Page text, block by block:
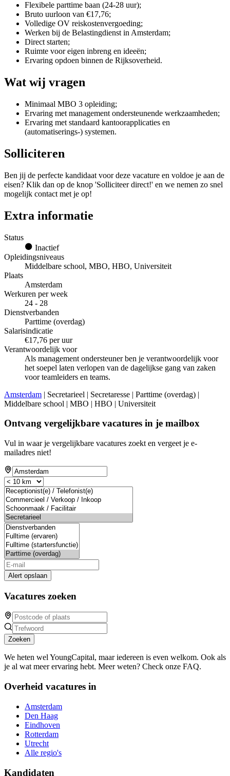
Flexibele parttime baan (24-28 uur);
Bruto uurloon van €17,76;
Volledige OV reiskostenvergoeding;
Werken bij de Belastingdienst in Amsterdam;
Direct starten;
Ruimte voor eigen inbreng en ideeën;
Ervaring opdoen binnen de Rijksoverheid.
Wat wij vragen
Minimaal MBO 3 opleiding;
Ervaring met management ondersteunende werkzaamheden;
Ervaring met standaard kantoorapplicaties en
(automatiserings-) systemen.
Solliciteren
Ben jij de perfecte kandidaat voor deze vacature en voldoe je aan de
eisen? Klik dan op de knop 'Solliciteer direct!' en we nemen zo snel
mogelijk contact met je op!
Extra informatie
Status
Inactief
Opleidingsniveaus
Middelbare school, MBO, HBO, Universiteit
Plaats
Amsterdam
Werkuren per week
24 - 28
Dienstverbanden
Parttime (overdag)
Salarisindicatie
€17,76 per uur
Verantwoordelijk voor
Als management ondersteuner ben je verantwoordelijk voor
het soepel laten verlopen van de dagelijkse gang van zaken
voor teamleiders en teams.
Amsterdam | Secretarieel | Secretaresse | Parttime (overdag) |
Middelbare school | MBO | HBO | Universiteit
Ontvang vergelijkbare vacatures in je mailbox
Vul in waar je vergelijkbare vacatures zoekt en vergeet je e-
mailadres niet!
Alert opslaan
Vacatures zoeken
Zoeken
We heten wel YoungCapital, maar iedereen is even welkom. Ook als
je al wat meer ervaring hebt. Meer weten? Check onze FAQ.
Overheid vacatures in
Amsterdam
Den Haag
Eindhoven
Rotterdam
Utrecht
Alle regio's
Kandidaten